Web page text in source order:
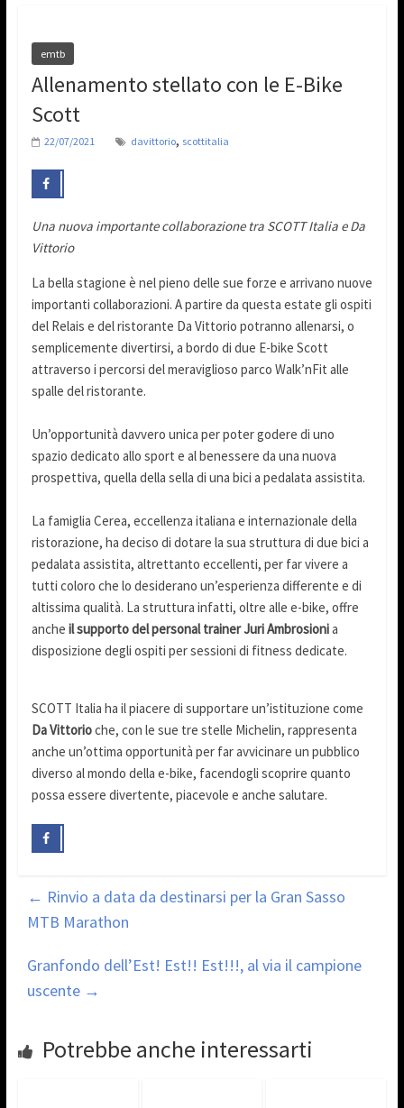
emtb
Allenamento stellato con le E-Bike
Scott
22/07/2021 davittorio, scottitalia
Una nuova importante collaborazione tra SCOTT Italia e Da
Vittorio
La bella stagione è nel pieno delle sue forze e arrivano nuove
importanti collaborazioni. A partire da questa estate gli ospiti
del Relais e del ristorante Da Vittorio potranno allenarsi, o
semplicemente divertirsi, a bordo di due E-bike Scott
attraverso i percorsi del meraviglioso parco Walk’nFit alle
spalle del ristorante.
Un’opportunità davvero unica per poter godere di uno
spazio dedicato allo sport e al benessere da una nuova
prospettiva, quella della sella di una bici a pedalata assistita.
La famiglia Cerea, eccellenza italiana e internazionale della
ristorazione, ha deciso di dotare la sua struttura di due bici a
pedalata assistita, altrettanto eccellenti, per far vivere a
tutti coloro che lo desiderano un’esperienza differente e di
altissima qualità. La struttura infatti, oltre alle e-bike, offre
anche il supporto del personal trainer Juri Ambrosionia
disposizione degli ospiti per sessioni di fitness dedicate.
SCOTT Italia ha il piacere di supportare un’istituzione come
Da Vittorioche, con le sue tre stelle Michelin, rappresenta
anche un’ottima opportunità per far avvicinare un pubblico
diverso al mondo della e-bike, facendogli scoprire quanto
possa essere divertente, piacevole e anche salutare.
← Rinvio a data da destinarsi per la Gran Sasso
MTB Marathon
Granfondo dell’Est! Est!! Est!!!, al via il campione
uscente →
Potrebbe anche interessarti